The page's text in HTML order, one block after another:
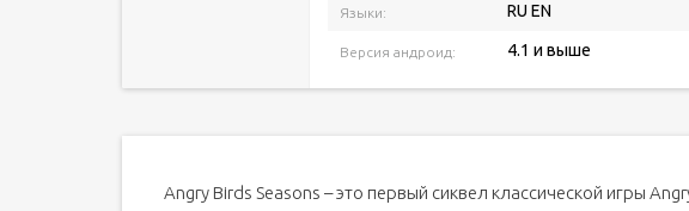
Языки: RU EN
Версия андроид: 4.1 и выше
Angry Birds Seasons – это первый сиквел классической игры